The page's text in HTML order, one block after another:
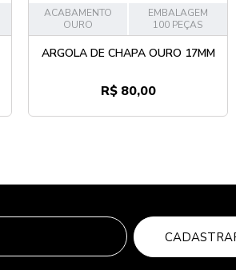
ACABAMENTO
OURO
EMBALAGEM
100 PEÇAS
ARGOLA DE CHAPA OURO 17MM
R$ 80,00